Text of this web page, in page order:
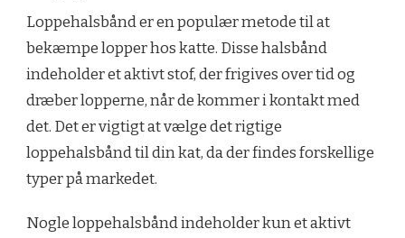
Loppehalsbånd er en populær metode til at
bekæmpe lopper hos katte. Disse halsbånd
indeholder et aktivt stof, der frigives over tid og
dræber lopperne, når de kommer i kontakt med
det. Det er vigtigt at vælge det rigtige
loppehalsbånd til din kat, da der findes forskellige
typer på markedet.
Nogle loppehalsbånd indeholder kun et aktivt